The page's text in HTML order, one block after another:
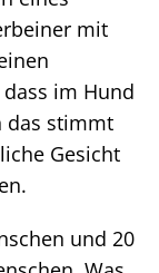
mit
im Hund
das stimmt
Gesicht
und 20